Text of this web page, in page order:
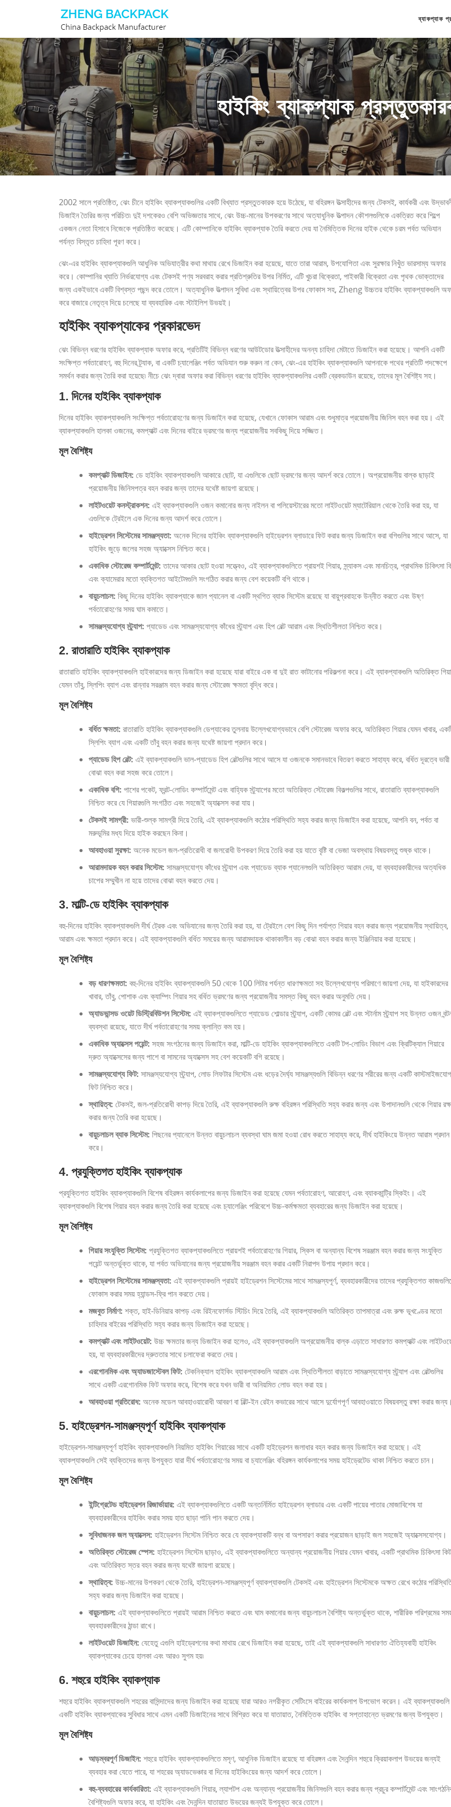
ব্যাকপ্যাক
হাইকিং ব্যাকপ্যাক
2002 সালে প্রতিষ্ঠিত, ঝেং চীনে হাইকিং ব্যাকপ্যাকগুলির একটি বিখ্যাত প্রস্তুতকারক হয়ে উঠেছে, যা বহিরঙ্গন উত্সাহীদের জন্য টেকসই, কার্যকরী এবং
ডিজাইন তৈরির জন্য পরিচিত৷ দুই দশকেরও বেশি অভিজ্ঞতার সাথে, ঝেং উচ্চ-মানের উপকরণের সাথে অত্যাধুনিক উত্পাদন কৌশলগুলিকে একত্রিত করে শিল্পে
একজন নেতা হিসাবে নিজেকে প্রতিষ্ঠিত করেছে। এটি কোম্পানিকে হাইকিং ব্যাকপ্যাক তৈরি করতে দেয় যা নৈমিত্তিক দিনের হাইক থেকে চরম পর্বত অভিযান
পর্যন্ত বিস্তৃত চাহিদা পূরণ করে।
ঝেং-এর হাইকিং ব্যাকপ্যাকগুলি আধুনিক অভিযাত্রীর কথা মাথায় রেখে ডিজাইন করা হয়েছে, যাতে তারা আরাম, উপযোগিতা এবং সুরক্ষার নিখুঁত ভারসাম্য অফার
করে। কোম্পানির খ্যাতি নির্ভরযোগ্য এবং টেকসই পণ্য সরবরাহ করার প্রতিশ্রুতির উপর নির্মিত, এটি খুচরা বিক্রেতা, পাইকারী বিক্রেতা এবং পৃথক ভোক্তাদের
জন্য একইভাবে একটি বিশ্বস্ত পছন্দ করে তোলে। অত্যাধুনিক উত্পাদন সুবিধা এবং স্থায়িত্বের উপর ফোকাস সহ, Zheng উচ্চতর হাইকিং ব্যাকপ্যাকগুলি
করে বাজারে নেতৃত্ব দিয়ে চলেছে যা ব্যবহারিক এবং স্টাইলিশ উভয়ই।
হাইকিং ব্যাকপ্যাকের প্রকারভেদ
ঝেং বিভিন্ন ধরণের হাইকিং ব্যাকপ্যাক অফার করে, প্রতিটিই বিভিন্ন ধরণের আউটডোর উত্সাহীদের অনন্য চাহিদা মেটাতে ডিজাইন করা হয়েছে। আপনি একটি
সংক্ষিপ্ত পর্বতারোহণ, বহু দিনের ট্র্যাক, বা একটি চ্যালেঞ্জিং পর্বত অভিযান শুরু করুন না কেন, ঝেং-এর হাইকিং ব্যাকপ্যাকগুলি আপনাকে পথের প্রতিটি পদক্ষেপে
সমর্থন করার জন্য তৈরি করা হয়েছে৷ নীচে ঝেং দ্বারা অফার করা বিভিন্ন ধরণের হাইকিং ব্যাকপ্যাকগুলির একটি ব্রেকডাউন রয়েছে, তাদের মূল বৈশিষ্ট্য সহ।
1. দিনের হাইকিং ব্যাকপ্যাক
দিনের হাইকিং ব্যাকপ্যাকগুলি সংক্ষিপ্ত পর্বতারোহণের জন্য ডিজাইন করা হয়েছে, যেখানে ফোকাস আরাম এবং শুধুমাত্র প্রয়োজনীয় জিনিস বহন করা হয়। এই
ব্যাকপ্যাকগুলি হালকা ওজনের, কমপ্যাক্ট এবং দিনের বাইরে ভ্রমণের জন্য প্রয়োজনীয় সবকিছু দিয়ে সজ্জিত।
মূল বৈশিষ্ট্য
কমপ্যাক্ট ডিজাইন: ডে হাইকিং ব্যাকপ্যাকগুলি আকারে ছোট, যা এগুলিকে ছোট ভ্রমণের জন্য আদর্শ করে তোলে। অপ্রয়োজনীয় বাল্ক ছাড়াই
প্রয়োজনীয় জিনিসপত্র বহন করার জন্য তাদের যথেষ্ট জায়গা রয়েছে।
লাইটওয়েট কনস্ট্রাকশন: এই ব্যাকপ্যাকগুলি ওজন কমানোর জন্য নাইলন বা পলিয়েস্টারের মতো লাইটওয়েট ম্যাটেরিয়াল থেকে তৈরি করা হয়, যা
এগুলিকে ট্রেইলে এক দিনের জন্য আদর্শ করে তোলে।
হাইড্রেশন সিস্টেমের সামঞ্জস্যতা: অনেক দিনের হাইকিং ব্যাকপ্যাকগুলি হাইড্রেশন ব্লাডারে ফিট করার জন্য ডিজাইন করা বগিগুলির সাথে আসে, যা
হাইকিং জুড়ে জলের সহজ অ্যাক্সেস নিশ্চিত করে।
একাধিক স্টোরেজ কম্পার্টমেন্ট:তাদের আকার ছোট হওয়া সত্ত্বেও, এই ব্যাকপ্যাকগুলিতে প্রায়শই গিয়ার, স্ন্যাকস এবং মানচিত্র, প্রাথমিক চিকিৎসা
এবং ক্যামেরার মতো ব্যক্তিগত আইটেমগুলি সংগঠিত করার জন্য বেশ কয়েকটি বগি থাকে।
বায়ুচলাচল: কিছু দিনের হাইকিং ব্যাকপ্যাকে জাল প্যানেল বা একটি স্থগিত ব্যাক সিস্টেম রয়েছে যা বায়ুপ্রবাহকে উন্নীত করতে এবং উষ্ণ
পর্বতারোহণের সময় ঘাম কমাতে।
সামঞ্জস্যযোগ্য স্ট্র্যাপ: প্যাডেড এবং সামঞ্জস্যযোগ্য কাঁধের স্ট্র্যাপ এবং হিপ বেল্ট আরাম এবং স্থিতিশীলতা নিশ্চিত করে।
2. রাতারাতি হাইকিং ব্যাকপ্যাক
রাতারাতি হাইকিং ব্যাকপ্যাকগুলি হাইকারদের জন্য ডিজাইন করা হয়েছে যারা বাইরে এক বা দুই রাত কাটানোর পরিকল্পনা করে। এই ব্যাকপ্যাকগুলি অতিরিক্ত
যেমন তাঁবু, স্লিপিং ব্যাগ এবং রান্নার সরঞ্জাম বহন করার জন্য স্টোরেজ ক্ষমতা বৃদ্ধি করে।
মূল বৈশিষ্ট্য
বর্ধিত ক্ষমতা: রাতারাতি হাইকিং ব্যাকপ্যাকগুলি ডেপ্যাকের তুলনায় উল্লেখযোগ্যভাবে বেশি স্টোরেজ অফার করে, অতিরিক্ত গিয়ার যেমন খাবার,
স্লিপিং ব্যাগ এবং একটি তাঁবু বহন করার জন্য যথেষ্ট জায়গা প্রদান করে।
প্যাডেড হিপ বেল্ট: এই ব্যাকপ্যাকগুলি ভাল-প্যাডেড হিপ বেল্টগুলির সাথে আসে যা ওজনকে সমানভাবে বিতরণ করতে সাহায্য করে, বর্ধিত দূরত্বে ভারী
বোঝা বহন করা সহজ করে তোলে।
একাধিক বগি: পাশের পকেট, ফ্রন্ট-লোডিং কম্পার্টমেন্ট এবং বাহ্যিক স্ট্র্যাপের মতো অতিরিক্ত স্টোরেজ বিকল্পগুলির সাথে, রাতারাতি ব্যাকপ্যাকগুলি
নিশ্চিত করে যে গিয়ারগুলি সংগঠিত এবং সহজেই অ্যাক্সেস করা যায়।
টেকসই সামগ্রী: ভারী-শুল্ক সামগ্রী দিয়ে তৈরি, এই ব্যাকপ্যাকগুলি কঠোর পরিস্থিতি সহ্য করার জন্য ডিজাইন করা হয়েছে, আপনি বন, পর্বত বা
মরুভূমির মধ্য দিয়ে হাইক করছেন কিনা।
আবহাওয়া সুরক্ষা: অনেক মডেল জল-প্রতিরোধী বা জলরোধী উপকরণ দিয়ে তৈরি করা হয় যাতে বৃষ্টি বা ভেজা অবস্থায় বিষয়বস্তু শুষ্ক থাকে।
আরামদায়ক বহন করার সিস্টেম: সামঞ্জস্যযোগ্য কাঁধের স্ট্র্যাপ এবং প্যাডেড ব্যাক প্যানেলগুলি অতিরিক্ত আরাম দেয়, যা ব্যবহারকারীদের অত্যধিক
চাপের সম্মুখীন না হয়ে তাদের বোঝা বহন করতে দেয়।
3. মাল্টি-ডে হাইকিং ব্যাকপ্যাক
বহু-দিনের হাইকিং ব্যাকপ্যাকগুলি দীর্ঘ ট্রেক এবং অভিযানের জন্য তৈরি করা হয়, যা ট্রেইলে বেশ কিছু দিন পর্যাপ্ত গিয়ার বহন করার জন্য প্রয়োজনীয় স্থায়িত্ব,
আরাম এবং ক্ষমতা প্রদান করে। এই ব্যাকপ্যাকগুলি বর্ধিত সময়ের জন্য আরামদায়ক থাকাকালীন বড় বোঝা বহন করার জন্য ইঞ্জিনিয়ার করা হয়েছে।
মূল বৈশিষ্ট্য
বড় ধারণক্ষমতা: বহু-দিনের হাইকিং ব্যাকপ্যাকগুলি 50 থেকে 100 লিটার পর্যন্ত ধারণক্ষমতা সহ উল্লেখযোগ্য পরিমাণে জায়গা দেয়, যা হাইকারদের
খাবার, তাঁবু, পোশাক এবং ক্যাম্পিং গিয়ার সহ বর্ধিত ভ্রমণের জন্য প্রয়োজনীয় সমস্ত কিছু বহন করার অনুমতি দেয়।
অ্যাডভান্সড ওয়েট ডিস্ট্রিবিউশন সিস্টেম: এই ব্যাকপ্যাকগুলিতে প্যাডেড শোল্ডার স্ট্র্যাপ, একটি কোমর বেল্ট এবং স্টার্নাম স্ট্র্যাপ সহ উন্নত ওজন
ব্যবস্থা রয়েছে, যাতে দীর্ঘ পর্বতারোহণের সময় ক্লান্তি কম হয়।
একাধিক অ্যাক্সেস পয়েন্ট: সহজ সংগঠনের জন্য ডিজাইন করা, মাল্টি-ডে হাইকিং ব্যাকপ্যাকগুলিতে একটি টপ-লোডিং বিভাগ এবং ক্রিটিক্যাল গিয়ারে
দ্রুত অ্যাক্সেসের জন্য পাশে বা সামনের অ্যাক্সেস সহ বেশ কয়েকটি বগি রয়েছে।
সামঞ্জস্যযোগ্য ফিট: সামঞ্জস্যযোগ্য স্ট্র্যাপ, লোড লিফটার সিস্টেম এবং ধড়ের দৈর্ঘ্য সামঞ্জস্যগুলি বিভিন্ন ধরণের শরীরের জন্য একটি
ফিট নিশ্চিত করে।
স্থায়িত্ব: টেকসই, জল-প্রতিরোধী কাপড় দিয়ে তৈরি, এই ব্যাকপ্যাকগুলি রুক্ষ বহিরঙ্গন পরিস্থিতি সহ্য করার জন্য এবং উপাদানগুলি থেকে গিয়ার
করার জন্য তৈরি করা হয়েছে।
বায়ুচলাচল ব্যাক সিস্টেম: পিছনের প্যানেলে উন্নত বায়ুচলাচল ব্যবস্থা ঘাম জমা হওয়া রোধ করতে সাহায্য করে, দীর্ঘ হাইকিংয়ে উন্নত আরাম প্রদান
করে।
4. প্রযুক্তিগত হাইকিং ব্যাকপ্যাক
প্রযুক্তিগত হাইকিং ব্যাকপ্যাকগুলি বিশেষ বহিরঙ্গন কার্যকলাপের জন্য ডিজাইন করা হয়েছে যেমন পর্বতারোহণ, আরোহণ, এবং ব্যাককান্ট্রি স্কিইং। এই
ব্যাকপ্যাকগুলি বিশেষ গিয়ার বহন করার জন্য তৈরি করা হয়েছে এবং চ্যালেঞ্জিং পরিবেশে উচ্চ-কর্মক্ষমতা ব্যবহারের জন্য ডিজাইন করা হয়েছে।
মূল বৈশিষ্ট্য
গিয়ার সংযুক্তি সিস্টেম: প্রযুক্তিগত ব্যাকপ্যাকগুলিতে প্রায়শই পর্বতারোহণের গিয়ার, স্কিস বা অন্যান্য বিশেষ সরঞ্জাম বহন করার জন্য সংযুক্তি
পয়েন্ট অন্তর্ভুক্ত থাকে, যা পর্বত অভিযানের জন্য প্রয়োজনীয় সরঞ্জাম বহন করার একটি নিরাপদ উপায় প্রদান করে।
হাইড্রেশন সিস্টেমের সামঞ্জস্যতা: এই ব্যাকপ্যাকগুলি প্রায়ই হাইড্রেশন সিস্টেমের সাথে সামঞ্জস্যপূর্ণ, ব্যবহারকারীদের তাদের প্রযুক্তিগত
ফোকাস করার সময় হ্যান্ডস-ফ্রি পান করতে দেয়।
মজবুত নির্মাণ: শক্ত, হাই-ডিনিয়ার কাপড় এবং রিইনফোর্সড স্টিচিং দিয়ে তৈরি, এই ব্যাকপ্যাকগুলি অতিরিক্ত তাপমাত্রা এবং রুক্ষ ভূখণ্ডের মতো
চাহিদার বাইরের পরিস্থিতি সহ্য করার জন্য ডিজাইন করা হয়েছে।
কমপ্যাক্ট এবং লাইটওয়েট: উচ্চ ক্ষমতার জন্য ডিজাইন করা হলেও, এই ব্যাকপ্যাকগুলি অপ্রয়োজনীয় বাল্ক এড়াতে সাধারণত কমপ্যাক্ট এবং
হয়, যা ব্যবহারকারীদের দ্রুততার সাথে চলাফেরা করতে দেয়।
এরগোনমিক এবং অ্যাডজাস্টেবল ফিট: টেকনিক্যাল হাইকিং ব্যাকপ্যাকগুলি আরাম এবং স্থিতিশীলতা বাড়াতে সামঞ্জস্যযোগ্য স্ট্র্যাপ এবং বেল্টগুলির
সাথে একটি এরগোনমিক ফিট অফার করে, বিশেষ করে যখন ভারী বা অনিয়মিত লোড বহন করা হয়।
আবহাওয়া প্রতিরোধ: অনেক মডেল আবহাওয়ারোধী আবরণ বা বিল্ট-ইন রেইন কভারের সাথে আসে দুর্যোগপূর্ণ আবহাওয়াতে বিষয়বস্তু রক্ষা করার জন্য।
5. হাইড্রেশন-সামঞ্জস্যপূর্ণ হাইকিং ব্যাকপ্যাক
হাইড্রেশন-সামঞ্জস্যপূর্ণ হাইকিং ব্যাকপ্যাকগুলি নিয়মিত হাইকিং গিয়ারের সাথে একটি হাইড্রেশন জলাধার বহন করার জন্য ডিজাইন করা হয়েছে। এই
ব্যাকপ্যাকগুলি সেই ব্যক্তিদের জন্য উপযুক্ত যারা দীর্ঘ পর্বতারোহণের সময় বা চ্যালেঞ্জিং বহিরঙ্গন কার্যকলাপের সময় হাইড্রেটেড থাকা নিশ্চিত করতে চান।
মূল বৈশিষ্ট্য
ইন্টিগ্রেটেড হাইড্রেশন রিজার্ভায়ার: এই ব্যাকপ্যাকগুলিতে একটি অন্তর্নির্মিত হাইড্রেশন ব্লাডার এবং একটি পায়ের পাতার মোজাবিশেষ যা
ব্যবহারকারীদের হাইকিং করার সময় হাত ছাড়া পানি পান করতে দেয়।
সুবিধাজনক জল অ্যাক্সেস: হাইড্রেশন সিস্টেম নিশ্চিত করে যে ব্যাকপ্যাকটি বন্ধ বা অপসারণ করার প্রয়োজন ছাড়াই জল সহজেই অ্যাক্সেসযোগ্য।
অতিরিক্ত স্টোরেজ স্পেস: হাইড্রেশন সিস্টেম ছাড়াও, এই ব্যাকপ্যাকগুলিতে অন্যান্য প্রয়োজনীয় গিয়ার যেমন খাবার, একটি প্রাথমিক চিকিৎসা
এবং অতিরিক্ত স্তর বহন করার জন্য যথেষ্ট জায়গা রয়েছে।
স্থায়িত্ব: উচ্চ-মানের উপকরণ থেকে তৈরি, হাইড্রেশন-সামঞ্জস্যপূর্ণ ব্যাকপ্যাকগুলি টেকসই এবং হাইড্রেশন সিস্টেমকে অক্ষত রেখে কঠোর
সহ্য করার জন্য ডিজাইন করা হয়েছে।
বায়ুচলাচল: এই ব্যাকপ্যাকগুলিতে প্রায়ই আরাম নিশ্চিত করতে এবং ঘাম কমানোর জন্য বায়ুচলাচল বৈশিষ্ট্য অন্তর্ভুক্ত থাকে, শারীরিক পরিশ্রমের
ব্যবহারকারীদের ঠান্ডা রাখে।
লাইটওয়েট ডিজাইন: যেহেতু এগুলি হাইড্রেশনের কথা মাথায় রেখে ডিজাইন করা হয়েছে, তাই এই ব্যাকপ্যাকগুলি সাধারণত ঐতিহ্যবাহী হাইকিং
ব্যাকপ্যাকের চেয়ে হালকা এবং আরও সুগম হয়৷
6. শহুরে হাইকিং ব্যাকপ্যাক
শহুরে হাইকিং ব্যাকপ্যাকগুলি শহরের বাসিন্দাদের জন্য ডিজাইন করা হয়েছে যারা আরও নগরীকৃত সেটিংসে বাইরের কার্যকলাপ উপভোগ করেন। এই ব্যাকপ্যাকগুলি
একটি হাইকিং ব্যাকপ্যাকের সুবিধার সাথে এমন একটি ডিজাইনের সাথে মিশ্রিত করে যা যাতায়াত, নৈমিত্তিক হাইকিং বা সপ্তাহান্তে ভ্রমণের জন্য উপযুক্ত।
মূল বৈশিষ্ট্য
আড়ম্বরপূর্ণ ডিজাইন: শহুরে হাইকিং ব্যাকপ্যাকগুলিতে মসৃণ, আধুনিক ডিজাইন রয়েছে যা বহিরঙ্গন এবং দৈনন্দিন শহুরে ক্রিয়াকলাপ উভয়ের জন্যই
ব্যবহার করা যেতে পারে, যা শহরের অ্যাডভেঞ্চার বা দিনের হাইকিংয়ের জন্য আদর্শ করে তোলে।
বহু-ব্যবহারের কার্যকারিতা: এই ব্যাকপ্যাকগুলি গিয়ার, ল্যাপটপ এবং অন্যান্য প্রয়োজনীয় জিনিসগুলি বহন করার জন্য প্রচুর কম্পার্টমেন্ট এবং
বৈশিষ্ট্যগুলি অফার করে, যা হাইকিং এবং দৈনন্দিন যাতায়াত উভয়ের জন্যই উপযুক্ত করে তোলে।